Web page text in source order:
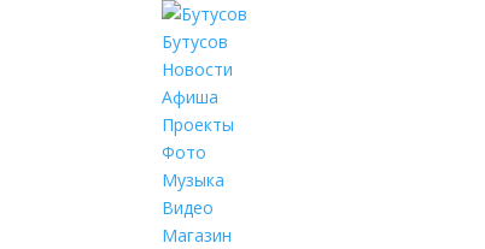
Бутусов
Новости
Афиша
Проекты
Фото
Музыка
Видео
Магазин